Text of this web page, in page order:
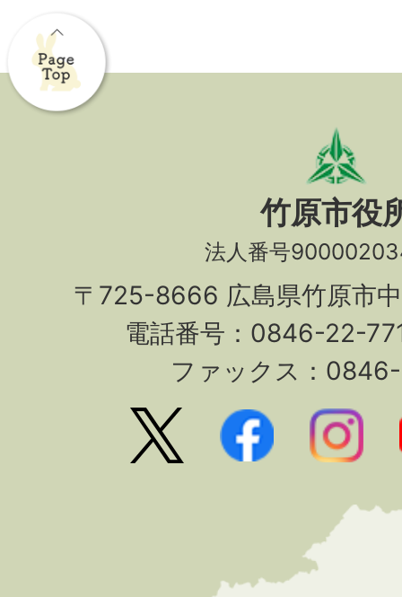
竹原市役
法人番号
〒725-8666 広島県竹原市
電話番号：0846-22-
ファックス：